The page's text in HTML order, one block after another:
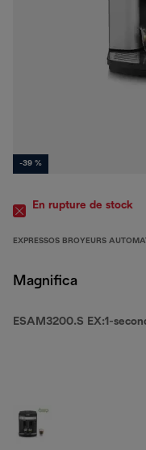
-39 %
En rupture de stock
EXPRESSOS BROYEURS
Magnifica
ESAM3200.S EX:1-